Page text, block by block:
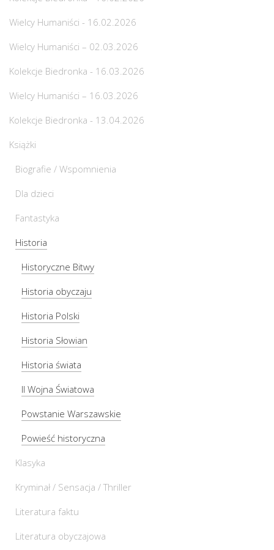
Wielcy Humaniści - 16.02.2026
Wielcy Humaniści – 02.03.2026
Kolekcje Biedronka - 16.03.2026
Wielcy Humaniści – 16.03.2026
Kolekcje Biedronka - 13.04.2026
Książki
Biografie / Wspomnienia
Dla dzieci
Fantastyka
Historia
Historyczne Bitwy
Historia obyczaju
Historia Polski
Historia Słowian
Historia świata
II Wojna Światowa
Powstanie Warszawskie
Powieść historyczna
Klasyka
Kryminał / Sensacja / Thriller
Literatura faktu
Literatura obyczajowa